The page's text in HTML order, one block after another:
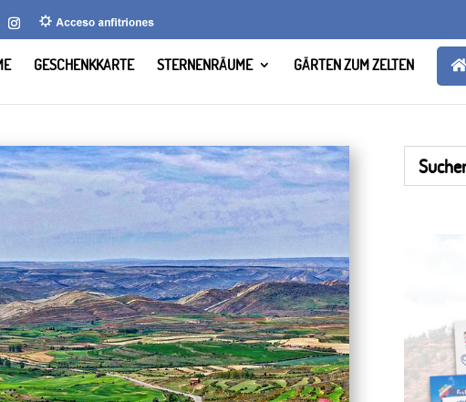
GESCHENKKARTE STERNENRÄUME GÄRTEN ZUM ZELTEN